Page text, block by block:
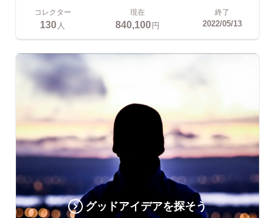
コレクター
130 人
現在
840,100円
終了
2022/05/13
グッドアイデアを探そう